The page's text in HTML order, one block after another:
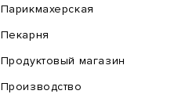
Парикмахерская
Пекарня
Продуктовый магазин
Производство